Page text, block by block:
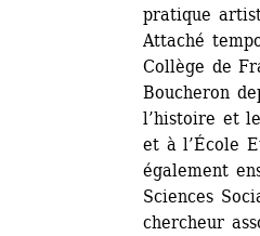
pratique
Attaché
Collège de
Boucheron
l’histoire et
et à l’École
également
Sciences
chercheur